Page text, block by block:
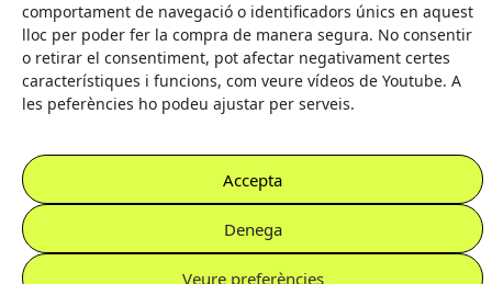
comportament de navegació o identificadors únics en aquest
lloc per poder fer la compra de manera segura. No consentir
o retirar el consentiment, pot afectar negativament certes
característiques i funcions, com veure vídeos de Youtube. A
les peferències ho podeu ajustar per serveis.
Accepta
Denega
Veure preferències
Amb el suport de:
Eva Palomar